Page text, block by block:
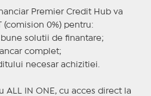
Premier Credit Hub va
(comision 0%) pentru:
solutii de finantare;
complet;
necesar achizitiei.
ALL IN ONE, cu acces direct la